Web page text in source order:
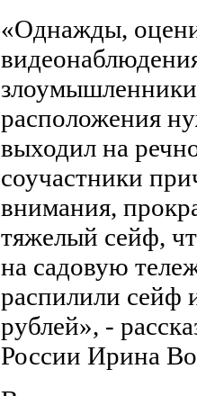
«Однажды,
расположения
выходил на
соучастники
внимания,
тяжелый сейф,
на садовую
распилили сейф
рублей», -
России Ирина